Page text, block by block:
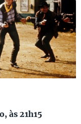
às 21h15